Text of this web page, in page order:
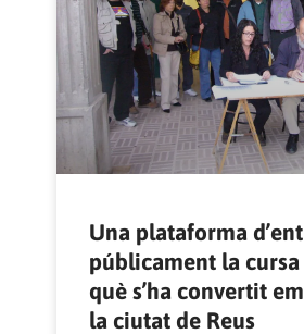
Una plataforma
públicament la cursa
què s’ha convertit
la ciutat de Reus